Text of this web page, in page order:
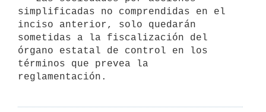
simplificadas no comprendidas en el
inciso anterior, solo quedarán
sometidas a la fiscalización del
órgano estatal de control en los
términos que prevea la
reglamentación.